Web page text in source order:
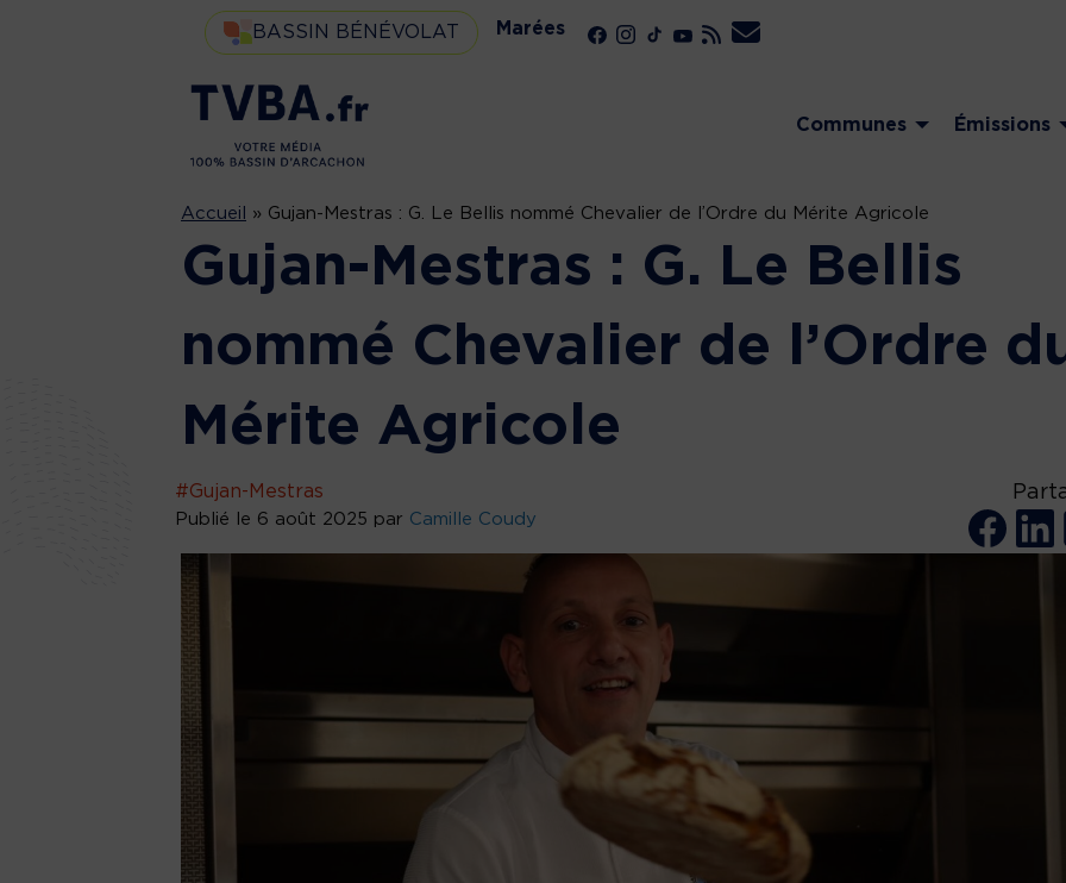
BASSIN BÉNÉVOLAT Marées
Communes Émissions
Accueil » Gujan-Mestras : G. Le Bellis nommé Chevalier de l’Ordre du Mérite Agricole
Gujan-Mestras : G. Le Bellis
nommé Chevalier de l’Ordre
Mérite Agricole
#Gujan-Mestras
Publié le 6 août 2025 par Camille Coudy